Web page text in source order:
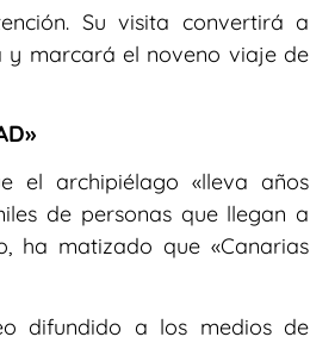
Su visita convertirá a
y marcará el noveno viaje de
el archipiélago «lleva años
de personas que llegan a
ha matizado que «Canarias
difundido a los medios de